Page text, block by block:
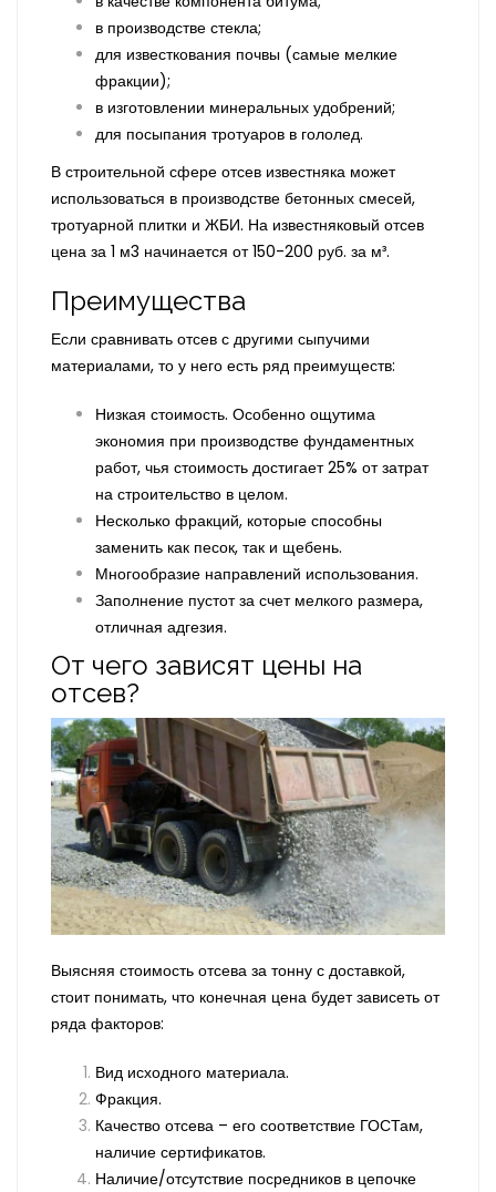
в производстве стекла;
для известкования почвы (самые мелкие
фракции);
в изготовлении минеральных удобрений;
для посыпания тротуаров в гололед.
В строительной сфере отсев известняка может
использоваться в производстве бетонных смесей,
тротуарной плитки и ЖБИ. На известняковый отсев
цена за 1 м3 начинается от 150-200 руб. за м³.
Преимущества
Если сравнивать отсев с другими сыпучими
материалами, то у него есть ряд преимуществ:
Низкая стоимость. Особенно ощутима
экономия при производстве фундаментных
работ, чья стоимость достигает 25% от затрат
на строительство в целом.
Несколько фракций, которые способны
заменить как песок, так и щебень.
Многообразие направлений использования.
Заполнение пустот за счет мелкого размера,
отличная адгезия.
От чего зависят цены на
отсев?
Выясняя стоимость отсева за тонну с доставкой,
стоит понимать, что конечная цена будет зависеть от
ряда факторов:
Вид исходного материала.
Фракция.
Качество отсева – его соответствие ГОСТам,
наличие сертификатов.
Наличие/отсутствие посредников в цепочке